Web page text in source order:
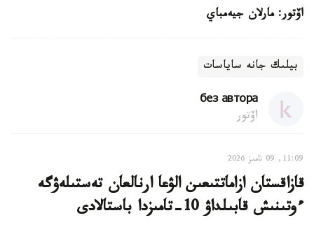
اۆتور: مارلان جيەمباي
بيلىك جانە ساياسات
без автора
اۆتور
11:09, 09 تامىز 2026
قازاقستان ازاماتتىعىن الۋعا ارنالعان تەستىلەۋگە
ءوتىنىش قابىلداۋ 10-تامىزدا باستالادى